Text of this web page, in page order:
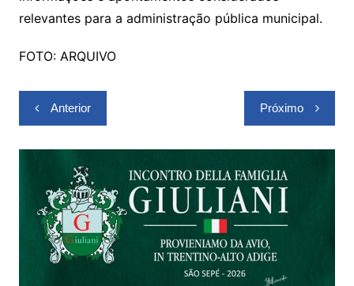
relevantes para a administração pública municipal.
FOTO: ARQUIVO
Navegação
de
Post
Anterior Próximo